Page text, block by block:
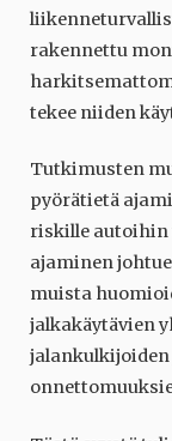
rakennettu
tekee niiden
Tutkimusten
pyörätietä
riskille autoihin
ajaminen
muista
jalkakäytävien